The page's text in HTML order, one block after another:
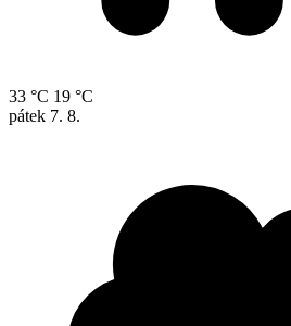
33 °C 19 °C
pátek 7. 8.